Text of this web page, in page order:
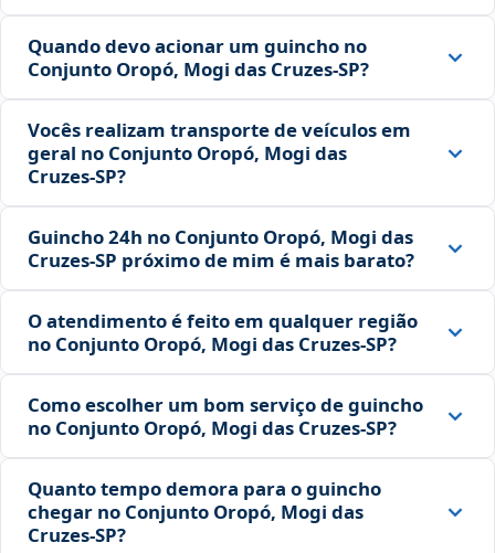
Quando devo acionar um guincho no
Conjunto Oropó, Mogi das Cruzes‑SP?
Vocês realizam transporte de veículos em
geral no Conjunto Oropó, Mogi das
Cruzes‑SP?
Guincho 24h no Conjunto Oropó, Mogi das
Cruzes‑SP próximo de mim é mais barato?
O atendimento é feito em qualquer região
no Conjunto Oropó, Mogi das Cruzes‑SP?
Como escolher um bom serviço de guincho
no Conjunto Oropó, Mogi das Cruzes‑SP?
Quanto tempo demora para o guincho
chegar no Conjunto Oropó, Mogi das
Cruzes‑SP?